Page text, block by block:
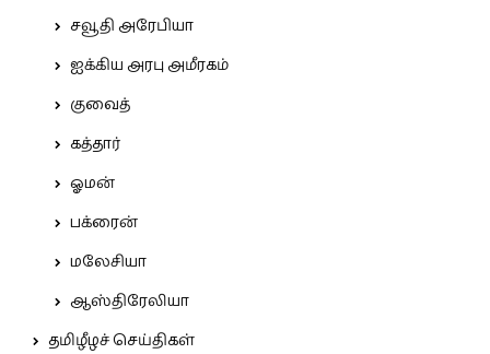
சவூதி அரேபியா
ஐக்கிய அரபு அமீரகம்
குவைத்
கத்தார்
ஓமன்
பக்ரைன்
மலேசியா
ஆஸ்திரேலியா
தமிழீழச் செய்திகள்